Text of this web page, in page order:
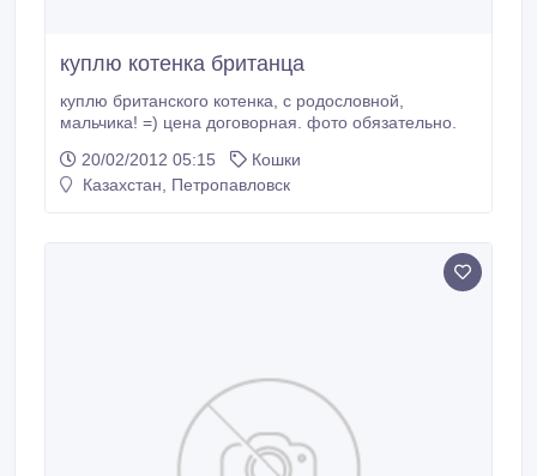
куплю котенка британца
куплю британского котенка, с родословной,
мальчика! =) цена договорная. фото обязательно.
20/02/2012 05:15
Кошки
Казахстан, Петропавловск